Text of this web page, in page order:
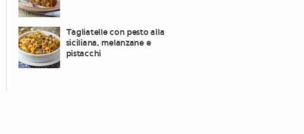
Tagliatelle con pesto alla
siciliana, melanzane e
pistacchi